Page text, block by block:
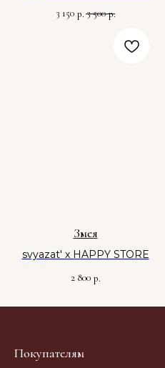
3 150 р. 3 500 р.
Змея
svyazat' x HAPPY STORE
2 800 р.
Покупателям